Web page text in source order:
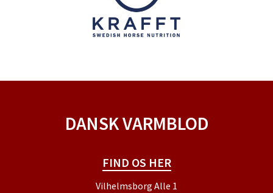
DANSK VARMBLOD
FIND OS HER
Vilhelmsborg Alle 1